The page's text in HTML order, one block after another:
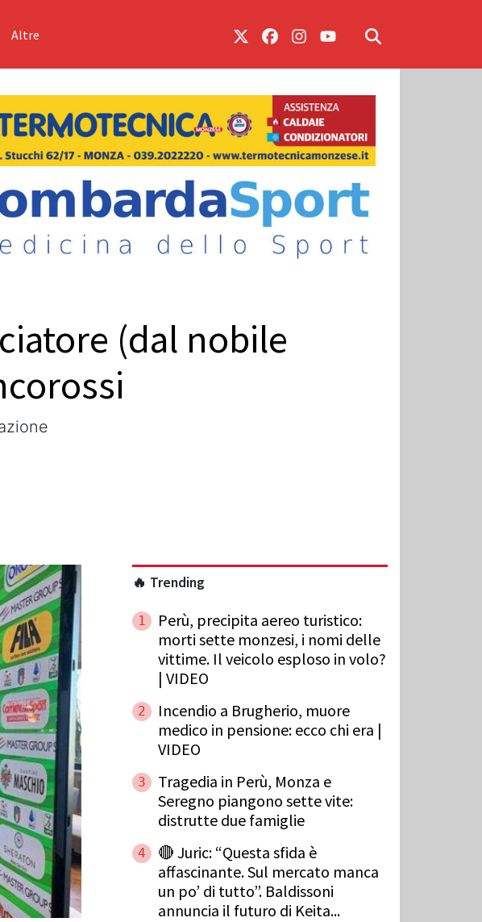
Altre
(dal nobile
🔥 Trending
1
Perù, precipita aereo turistico:
morti sette monzesi, i nomi delle
vittime. Il veicolo esploso in volo?
| VIDEO
2
Incendio a Brugherio, muore
medico in pensione: ecco chi era |
VIDEO
3
Tragedia in Perù, Monza e
Seregno piangono sette vite:
distrutte due famiglie
4
🔴 Juric: “Questa sfida è
affascinante. Sul mercato manca
un po’ di tutto”. Baldissoni
annuncia il futuro di Keita...